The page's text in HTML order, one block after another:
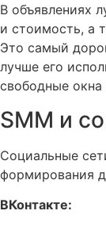
В объявлениях
и стоимость, а
Это самый
лучше его
свободные окна
SMM и
Социальные
формирования
ВКонтакте: